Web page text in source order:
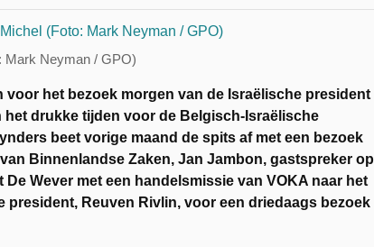
Mark Neyman / GPO)
het bezoek morgen van de Israëlische president
het drukke tijden voor de Belgisch-Israëlische
beet vorige maand de spits af met een bezoek
Binnenlandse Zaken, Jan Jambon, gastspreker op
Wever met een handelsmissie van VOKA naar het
president, Reuven Rivlin, voor een driedaags bezoek